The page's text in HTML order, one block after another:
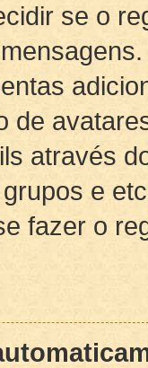
se o
de
através
e
fazer o